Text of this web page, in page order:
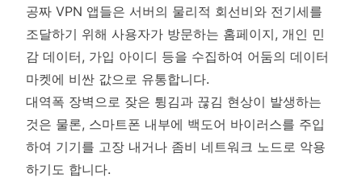
공짜 VPN 앱들은 서버의 물리적 회선비와 전기세를
조달하기 위해 사용자가 방문하는 홈페이지, 개인 민
감 데이터, 가입 아이디 등을 수집하여 어둠의 데이터
마켓에 비싼 값으로 유통합니다.
대역폭 장벽으로 잦은 튕김과 끊김 현상이 발생하는
것은 물론, 스마트폰 내부에 백도어 바이러스를 주입
하여 기기를 고장 내거나 좀비 네트워크 노드로 악용
하기도 합니다.